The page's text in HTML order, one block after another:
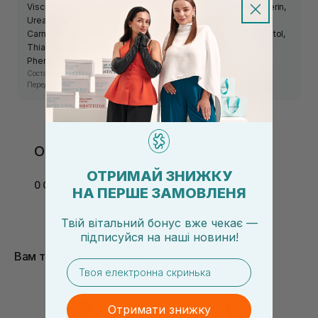
Viscum Album Leaf Extract, Achilea Millefolium Extract, Glycerin,
Urea, Allantoin, Alcohol, Disodium EDTA, Quaternium-80,
Carnosic Acid, PVP, Niacinamide, Panthenol, Riboflavin, Inositol,
Thiamine HCL, Pyridoxine HCL, Cyanocobalamin,
Phenoxyethanol, Sorbitan Caprylate, Parfum.
Состав средства может изменяться производителем.
Перед использованием ознакомьтесь с информацией на упаковке.
Отзывы
0 Отзывов
Вам также понравится
ОТРИМАЙ ЗНИЖКУ
НА ПЕРШЕ ЗАМОВЛЕНЯ
Твій вітальний бонус вже чекає —
підписуйся на наші новини!
email
Отримати знижку